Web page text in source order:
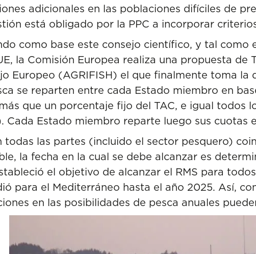
adicionales en las poblaciones difíciles de
está obligado por la PPC a incorporar
como base este consejo científico, y tal como
la Comisión Europea realiza una propuesta de
Europeo (AGRIFISH) el que finalmente toma la
se reparten entre cada Estado miembro en
que un porcentaje fijo del TAC, e igual todos
Cada Estado miembro reparte luego sus cuotas
todas las partes (incluido el sector pesquero)
la fecha en la cual se debe alcanzar es
el objetivo de alcanzar el RMS para
para el Mediterráneo hasta el año 2025. Así,
en las posibilidades de pesca anuales